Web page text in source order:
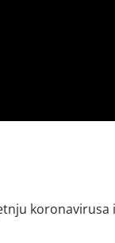
koronavirusa